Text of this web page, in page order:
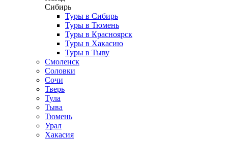
Сибирь
Туры в Сибирь
Туры в Тюмень
Туры в Красноярск
Туры в Хакасию
Туры в Тыву
Смоленск
Соловки
Сочи
Тверь
Тула
Тыва
Тюмень
Урал
Хакасия